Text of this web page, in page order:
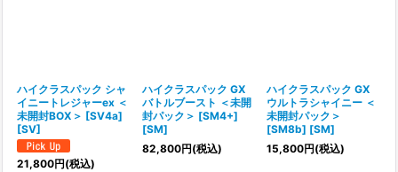
ハイクラスパック シャ
イニートレジャーex ＜
未開封BOX＞ [SV4a]
[SV]
21,800円(税込)
ハイクラスパック GX
バトルブースト ＜未開
封パック＞ [SM4+]
[SM]
82,800円(税込)
ハイクラスパック GX
ウルトラシャイニー ＜
未開封パック＞
[SM8b] [SM]
15,800円(税込)